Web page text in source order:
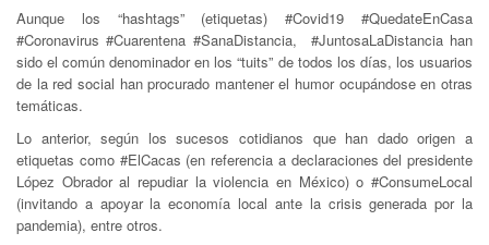
Aunque los “hashtags” (etiquetas) #Covid19 #QuedateEnCasa
#Coronavirus #Cuarentena #SanaDistancia, #JuntosaLaDistancia han
sido el común denominador en los “tuits” de todos los días, los usuarios
de la red social han procurado mantener el humor ocupándose en otras
temáticas.
Lo anterior, según los sucesos cotidianos que han dado origen a
etiquetas como #ElCacas (en referencia a declaraciones del presidente
López Obrador al repudiar la violencia en México) o #ConsumeLocal
(invitando a apoyar la economía local ante la crisis generada por la
pandemia), entre otros.